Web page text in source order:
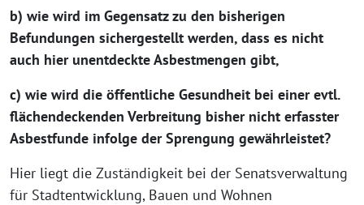
b) wie wird im Gegensatz zu den bisherigen
Befundungen sichergestellt werden, dass es nicht
auch hier unentdeckte Asbestmengen gibt,
c) wie wird die öffentliche Gesundheit bei einer evtl.
flächendeckenden Verbreitung bisher nicht erfasster
Asbestfunde infolge der Sprengung gewährleistet?
Hier liegt die Zuständigkeit bei der Senatsverwaltung
für Stadtentwicklung, Bauen und Wohnen